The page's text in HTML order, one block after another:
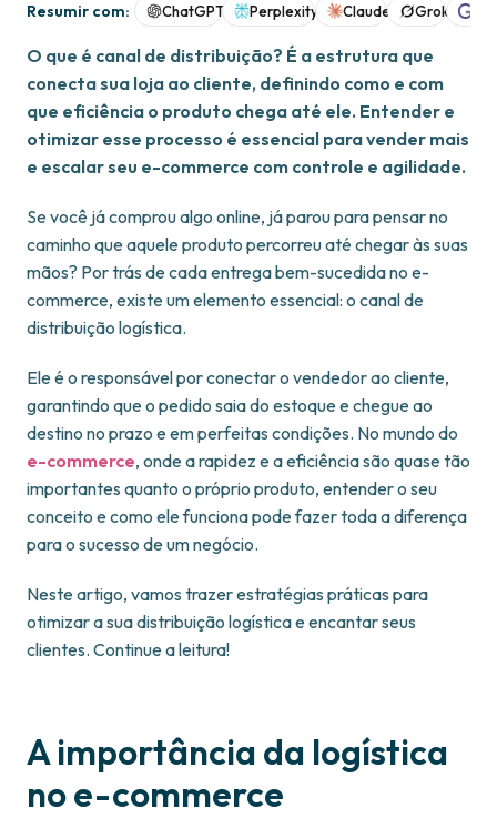
Resumir com: ChatGPT Perplexity Claude Grok
O que é canal de distribuição? É a estrutura que
conecta sua loja ao cliente, definindo como e com
que eficiência o produto chega até ele. Entender e
otimizar esse processo é essencial para vender mais
e escalar seu e-commerce com controle e agilidade.
Se você já comprou algo online, já parou para pensar no
caminho que aquele produto percorreu até chegar às suas
mãos? Por trás de cada entrega bem-sucedida no e-
commerce, existe um elemento essencial: o canal de
distribuição logística.
Ele é o responsável por conectar o vendedor ao cliente,
garantindo que o pedido saia do estoque e chegue ao
destino no prazo e em perfeitas condições. No mundo do
e-commerce, onde a rapidez e a eficiência são quase tão
importantes quanto o próprio produto, entender o seu
conceito e como ele funciona pode fazer toda a diferença
para o sucesso de um negócio.
Neste artigo, vamos trazer estratégias práticas para
otimizar a sua distribuição logística e encantar seus
clientes. Continue a leitura!
A importância da logística
no e-commerce